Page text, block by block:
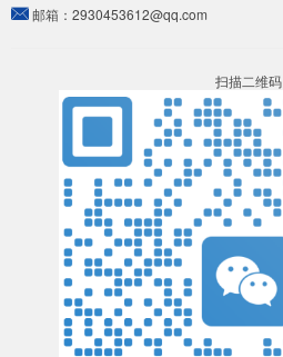
邮箱： 2930453612@qq.com
扫描二维码